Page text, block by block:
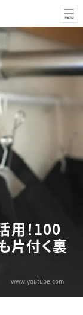
用！100
片付く裏
www.youtube.com